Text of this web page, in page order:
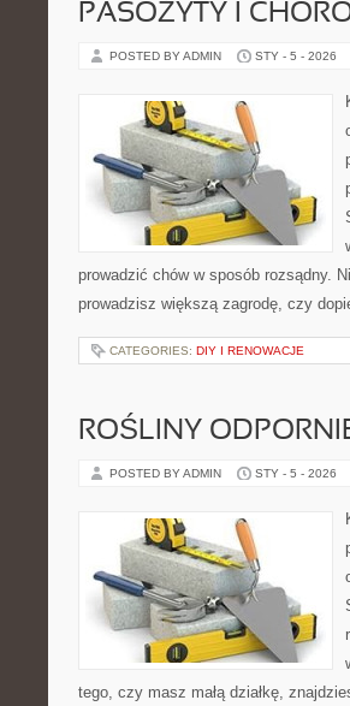
PASOŻYTY I
POSTED BY ADMIN STY - 5 - 2026
prowadzić chów w sposób rozsądny.
prowadzisz większą zagrodę, czy
CATEGORIES: DIY I RENOWACJE
ROŚLINY
POSTED BY ADMIN STY - 5 - 2026
tego, czy masz małą działkę,